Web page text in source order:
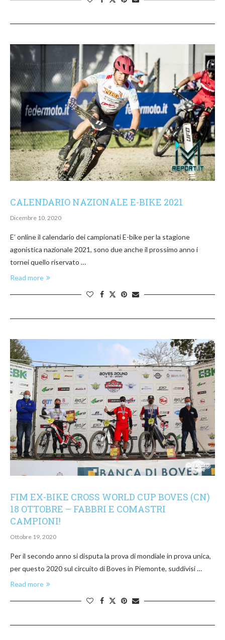
CALENDARIO NAZIONALE E-BIKE 2021
Dicembre 10, 2020
E’ online il calendario dei campionati E-bike per la stagione
agonistica nazionale 2021, sono due anche il prossimo anno i
tornei quello riservato …
Read more
FIM EX-BIKE CROSS WORLD CUP BOVES (CN)
18 OTTOBRE – FABBRI E COMASTRI
CAMPIONI!
Ottobre 19, 2020
Per il secondo anno si disputa la prova di mondiale in prova unica,
per questo 2020 sul circuito di Boves in Piemonte, suddivisi …
Read more